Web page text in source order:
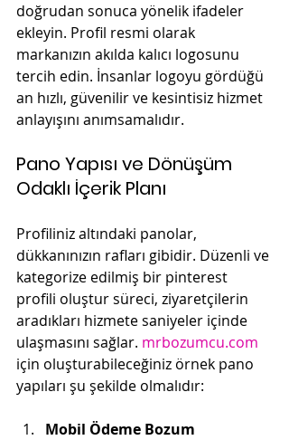
doğrudan sonuca yönelik ifadeler
ekleyin. Profil resmi olarak
markanızın akılda kalıcı logosunu
tercih edin. İnsanlar logoyu gördüğü
an hızlı, güvenilir ve kesintisiz hizmet
anlayışını anımsamalıdır.
Pano Yapısı ve Dönüşüm
Odaklı İçerik Planı
Profiliniz altındaki panolar,
dükkanınızın rafları gibidir. Düzenli ve
kategorize edilmiş bir pinterest
profili oluştur süreci, ziyaretçilerin
aradıkları hizmete saniyeler içinde
ulaşmasını sağlar. mrbozumcu.com
için oluşturabileceğiniz örnek pano
yapıları şu şekilde olmalıdır:
Mobil Ödeme Bozum